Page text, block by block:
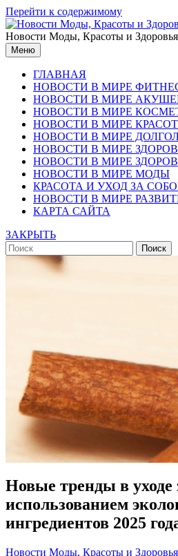
Перейти к содержимому
Новости Моды, Красоты и Здоровья
Меню
ГЛАВНАЯ
НОВОСТИ В МИРЕ
НОВОСТИ В МИРЕ
НОВОСТИ В МИРЕ
НОВОСТИ В МИРЕ
НОВОСТИ В МИРЕ
НОВОСТИ В МИРЕ
НОВОСТИ В МИРЕ
НОВОСТИ В МИРЕ МОДЫ
КРАСОТА И УХОД ЗА
НОВОСТИ В МИРЕ
КАРТА САЙТА
ЗАКРЫТЬ
Новые тренды в уходе
использованием
ингредиентов 2025
Новости Моды, Красоты и Здоровья